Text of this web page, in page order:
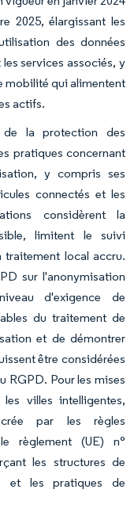
2025, élargissant les
des données
services associés, y
mobilité qui alimentent
actifs.
de la protection des
pratiques concernant
y compris ses
connectés et les
considèrent la
limitent le suivi
local accru.
sur l'anonymisation
d'exigence de
du traitement de
et de démontrer
être considérées
RGPD. Pour les mises
villes intelligentes,
par les règles
règlement (UE) n°
les structures de
et les pratiques de